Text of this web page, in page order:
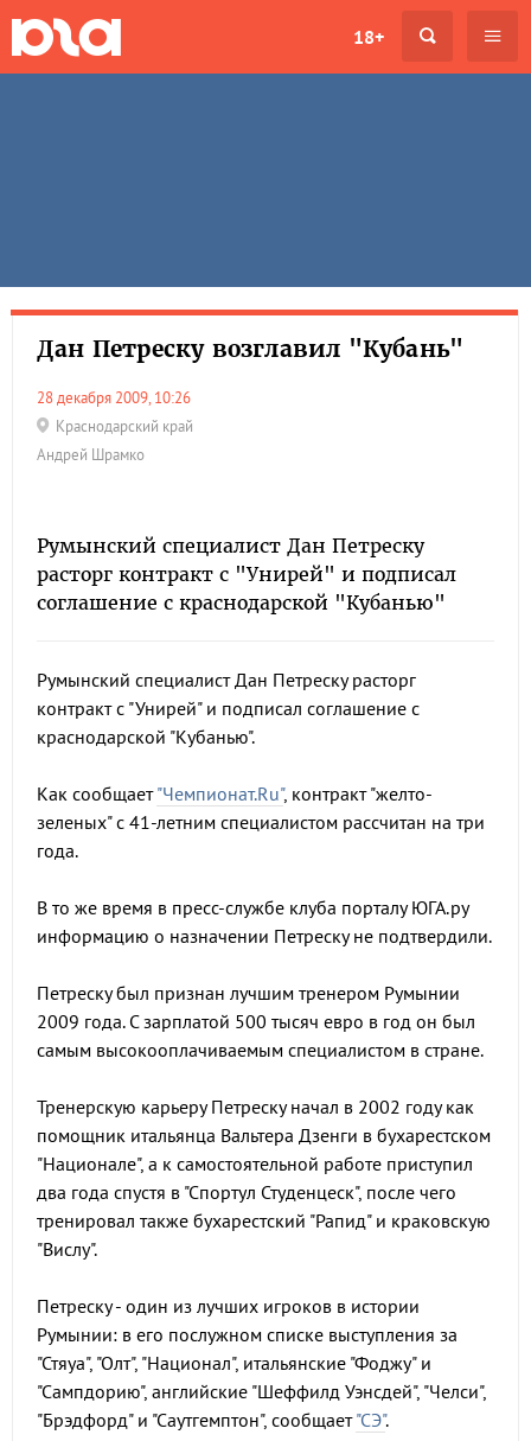
18+
Дан Петреску возглавил "Кубань"
28 декабря 2009, 10:26
Краснодарский край
Андрей Шрамко
Румынский специалист Дан Петреску
расторг контракт с "Унирей" и подписал
соглашение с краснодарской "Кубанью"
Румынский специалист Дан Петреску расторг
контракт с "Унирей" и подписал соглашение с
краснодарской "Кубанью".
Как сообщает"Чемпионат.Ru", контракт "желто-
зеленых" с 41-летним специалистом рассчитан на три
года.
В то же время в пресс-службе клуба порталу ЮГА.ру
информацию о назначении Петреску не подтвердили.
Петреску был признан лучшим тренером Румынии
2009 года. С зарплатой 500 тысяч евро в год он был
самым высокооплачиваемым специалистом в стране.
Тренерскую карьеру Петреску начал в 2002 году как
помощник итальянца Вальтера Дзенги в бухарестском
"Национале", а к самостоятельной работе приступил
два года спустя в "Спортул Студенцеск", после чего
тренировал также бухарестский "Рапид" и краковскую
"Вислу".
Петреску - один из лучших игроков в истории
Румынии: в его послужном списке выступления за
"Стяуа", "Олт", "Национал", итальянские "Фоджу" и
"Сампдорию", английские "Шеффилд Уэнсдей", "Челси",
"Брэдфорд" и "Саутгемптон", сообщает"СЭ".